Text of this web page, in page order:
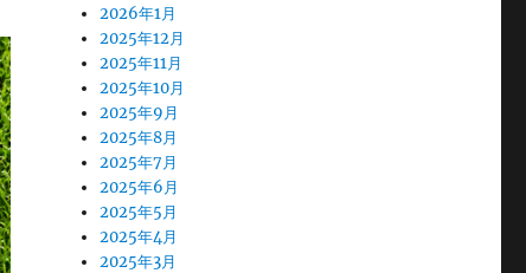
2026年1月
2025年12月
2025年11月
2025年10月
2025年9月
2025年8月
2025年7月
2025年6月
2025年5月
2025年4月
2025年3月